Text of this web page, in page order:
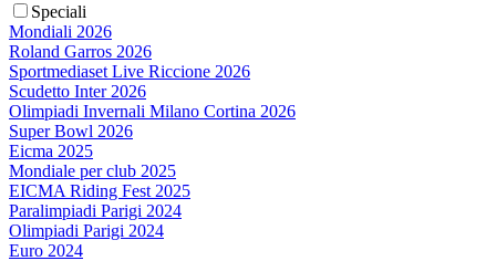
Speciali
Mondiali 2026
Roland Garros 2026
Sportmediaset Live Riccione 2026
Scudetto Inter 2026
Olimpiadi Invernali Milano Cortina 2026
Super Bowl 2026
Eicma 2025
Mondiale per club 2025
EICMA Riding Fest 2025
Paralimpiadi Parigi 2024
Olimpiadi Parigi 2024
Euro 2024